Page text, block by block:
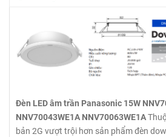
Đèn LED âm trần Panasonic 15W
NNV70043WE1A NNV70063WE1A
bản 2G vượt trội hơn sản phẩm đèn